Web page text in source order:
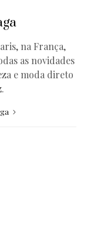
na França,
as novidades
e moda direto